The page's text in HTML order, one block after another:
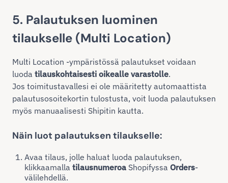
5. Palautuksen luominen
tilaukselle (Multi Location)
Multi Location -ympäristössä palautukset voidaan
luoda tilauskohtaisesti oikealle varastolle.
Jos toimitustavallesi ei ole määritetty automaattista
palautusosoitekortin tulostusta, voit luoda palautuksen
myös manuaalisesti Shipitin kautta.
Näin luot palautuksen tilaukselle:
Avaa tilaus, jolle haluat luoda palautuksen,
klikkaamalla tilausnumeroa Shopifyssa Orders-
välilehdellä.